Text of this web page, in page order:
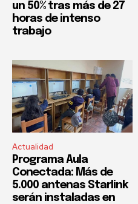
un 50% tras más de 27
horas de intenso
trabajo
Actualidad
Programa Aula
Conectada: Más de
5.000 antenas Starlink
serán instaladas en